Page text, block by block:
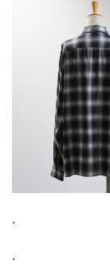
.
.